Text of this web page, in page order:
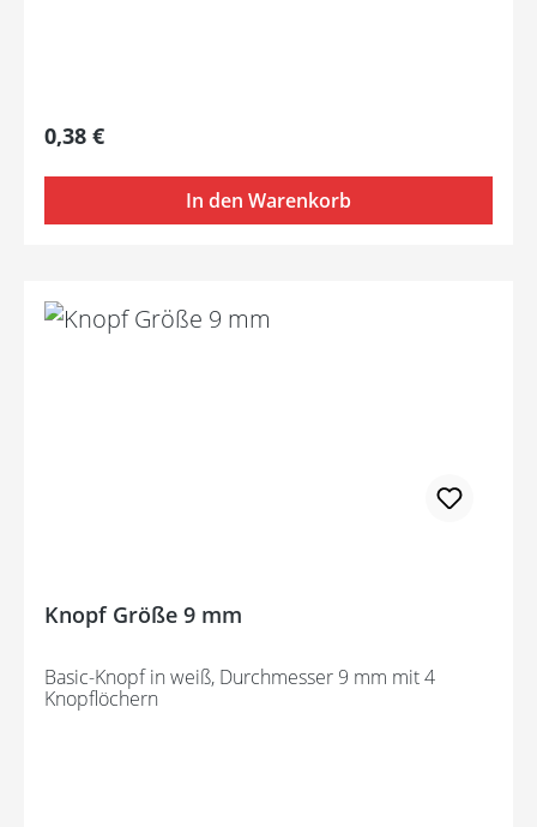
Regulärer Preis:
0,38 €
In den Warenkorb
Knopf Größe 9 mm
Basic-Knopf in weiß, Durchmesser 9 mm mit 4
Knopflöchern